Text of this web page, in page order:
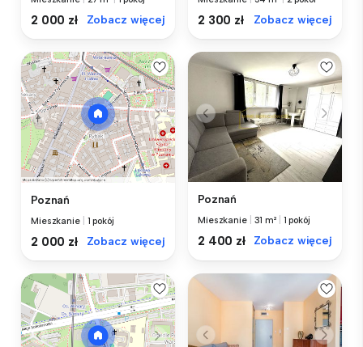
2 000 zł Zobacz więcej 2 300 zł Zobacz więcej
Poznań
Mieszkanie 1 pokój
2 000 zł Zobacz więcej
Poznań
Mieszkanie 31 m² 1 pokój
2 400 zł Zobacz więcej